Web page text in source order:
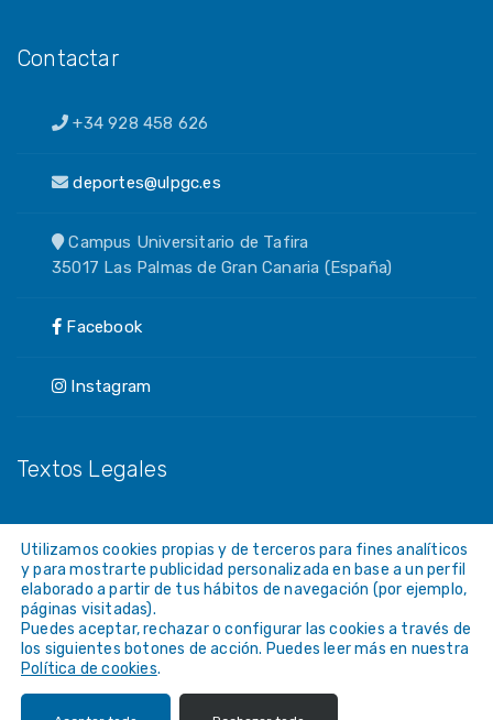
Contactar
+34 928 458 626
deportes@ulpgc.es
Campus Universitario de Tafira
35017 Las Palmas de Gran Canaria (España)
Facebook
Instagram
Textos Legales
Política de Privacidad
Política de Cookies
Accesibilidad (ULPGC)
Utilizamos cookies propias y de terceros para fines analíticos
y para mostrarte publicidad personalizada en base a un perfil
elaborado a partir de tus hábitos de navegación (por ejemplo,
páginas visitadas).
Puedes aceptar, rechazar o configurar las cookies a través de
los siguientes botones de acción. Puedes leer más en nuestra
Política de cookies.